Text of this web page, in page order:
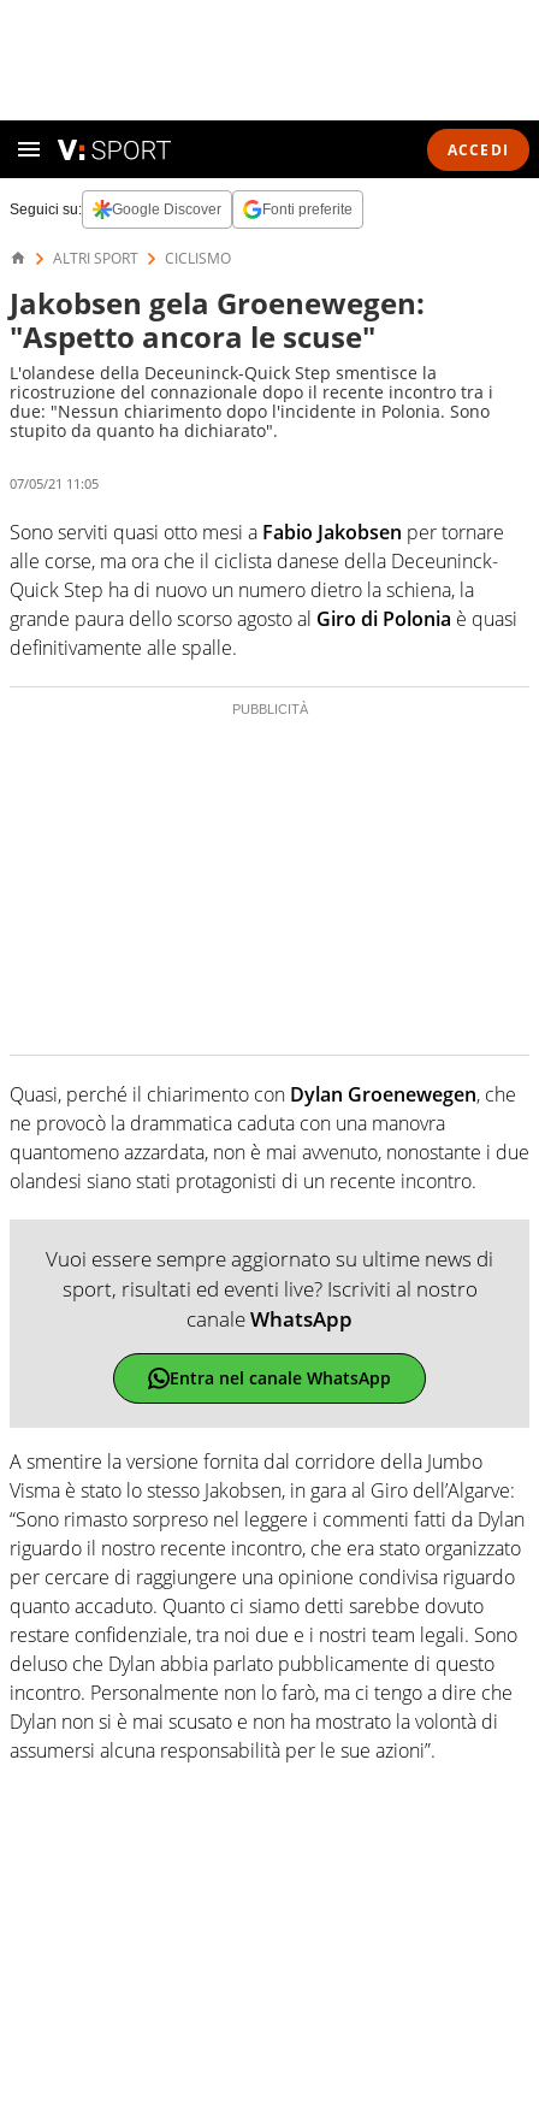
ACCEDI
Seguici su: Google Discover Fonti preferite
ALTRI SPORT CICLISMO
Jakobsen gela Groenewegen:
"Aspetto ancora le scuse"
L'olandese della Deceuninck-Quick Step smentisce la
ricostruzione del connazionale dopo il recente incontro tra i
due: "Nessun chiarimento dopo l'incidente in Polonia. Sono
stupito da quanto ha dichiarato".
07/05/21 11:05
Sono serviti quasi otto mesi a Fabio Jakobsen per tornare
alle corse, ma ora che il ciclista danese della Deceuninck-
Quick Step ha di nuovo un numero dietro la schiena, la
grande paura dello scorso agosto al Giro di Polonia è quasi
definitivamente alle spalle.
Quasi, perché il chiarimento con Dylan Groenewegen, che
ne provocò la drammatica caduta con una manovra
quantomeno azzardata, non è mai avvenuto, nonostante i due
olandesi siano stati protagonisti di un recente incontro.
Vuoi essere sempre aggiornato su ultime news di
sport, risultati ed eventi live? Iscriviti al nostro
canaleWhatsApp
Entra nel canale WhatsApp
A smentire la versione fornita dal corridore della Jumbo
Visma è stato lo stesso Jakobsen, in gara al Giro dell’Algarve:
“Sono rimasto sorpreso nel leggere i commenti fatti da Dylan
riguardo il nostro recente incontro, che era stato organizzato
per cercare di raggiungere una opinione condivisa riguardo
quanto accaduto. Quanto ci siamo detti sarebbe dovuto
restare confidenziale, tra noi due e i nostri team legali. Sono
deluso che Dylan abbia parlato pubblicamente di questo
incontro. Personalmente non lo farò, ma ci tengo a dire che
Dylan non si è mai scusato e non ha mostrato la volontà di
assumersi alcuna responsabilità per le sue azioni”.